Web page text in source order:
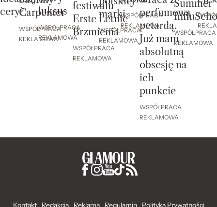
cery?Carpenter
WSPÓŁPRACA
REKLAMOWA
luksus
WSPÓŁPRACA
REKLAMOWA
festiwalu
Erste Letnie
Brzmienia
WSPÓŁPRACA
REKLAMOWA
marki
WSPÓŁPRACA
REKLAMOWA
WSPÓŁPRACA
REKLAMOWA
perfumową
petardą.
Już mam
absolutną
obsesję na
ich
punkcie
WSPÓŁPRACA
REKLAMOWA
Summer
WSPÓŁPRACA
REKLAMOWA
Kontakt Redakcja Reklama Regulamin
Polityka Prywatności